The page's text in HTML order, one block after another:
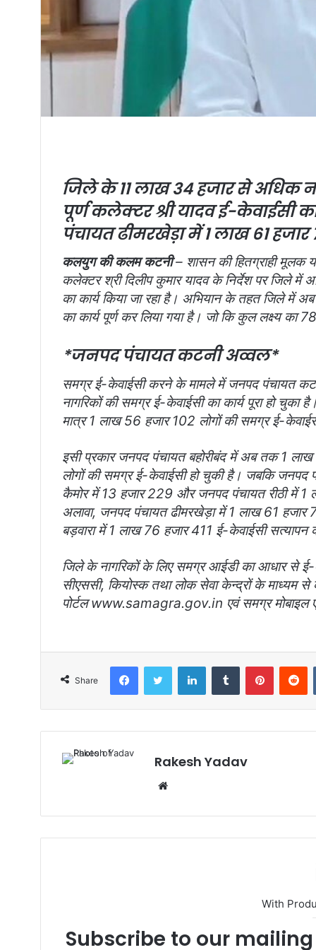
जिले के 11 लाख 34 हजार से अधिक
पूर्णकलेक्टर श्री यादव ई-केवाईसी
पंचायत ढीमरखेड़ा में 1 लाख 61
कलयुग की कलम कटनी– शासन की हितग्राही मूलक
कलेक्टर श्री दिलीप कुमार यादव के निर्देश पर जिले
का कार्य किया जा रहा है। अभियान के तहत जिले में
का कार्य पूर्ण कर लिया गया है। जो कि कुल लक्ष्य का
*जनपद पंचायत कटनी अव्वल*
समग्र ई-केवाईसी करने के मामले में जनपद पंचायत
नागरिकों की समग्र ई-केवाईसी का कार्य पूरा हो
मात्र 1 लाख 56 हजार 102 लोगों की समग्र ई-
इसी प्रकार जनपद पंचायत बहोरीबंद में अब तक 1
लोगों की समग्र ई-केवाईसी हो चुकी है। जबकि जनपद
कैमोर में 13 हजार 229 और जनपद पंचायत रीठी में
अलावा, जनपद पंचायत ढीमरखेड़ा में 1 लाख 61
बड़वारा में 1 लाख 76 हजार 411 ई-केवाईसी सत्यापन
जिले के नागरिकों के लिए समग्र आईडी का आधार से ई-
सीएससी, कियोस्क तथा लोक सेवा केन्द्रों के माध्यम
पोर्टल www.samagra.gov.in एवं समग्र मोबाइल
Share
Rakesh Yadav
b
s
With
Subscribe to our